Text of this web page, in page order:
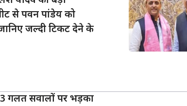
से पवन पांडेय को
जल्दी टिकट देने के
गलत सवालों पर भड़का